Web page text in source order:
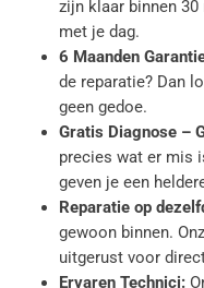
zijn klaar binnen
met je dag.
6 Maanden
de reparatie? Dan
geen gedoe.
Gratis Diagnose –
precies wat er mis
geven je een
Reparatie op
gewoon binnen.
uitgerust voor
Ervaren Technici: